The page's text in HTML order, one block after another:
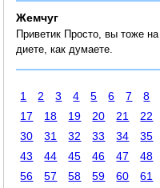
Жемчуг
Приветик Просто, вы тоже на
диете, как думаете.
1 2 3 4 5 6 7 8
17
18 19 20 21 22
30
31 32 33 34 35
43
44 45 46 47 48
56
57 58 59 60 61